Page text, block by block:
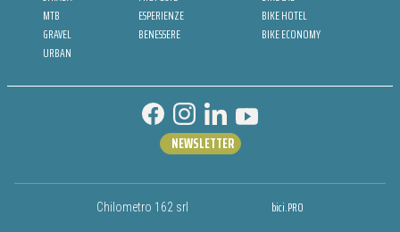
MTB
GRAVEL
URBAN
ESPERIENZE
BENESSERE
BIKE HOTEL
BIKE ECONOMY
Chilometro 162 srl bici.PRO
NEWSLETTER